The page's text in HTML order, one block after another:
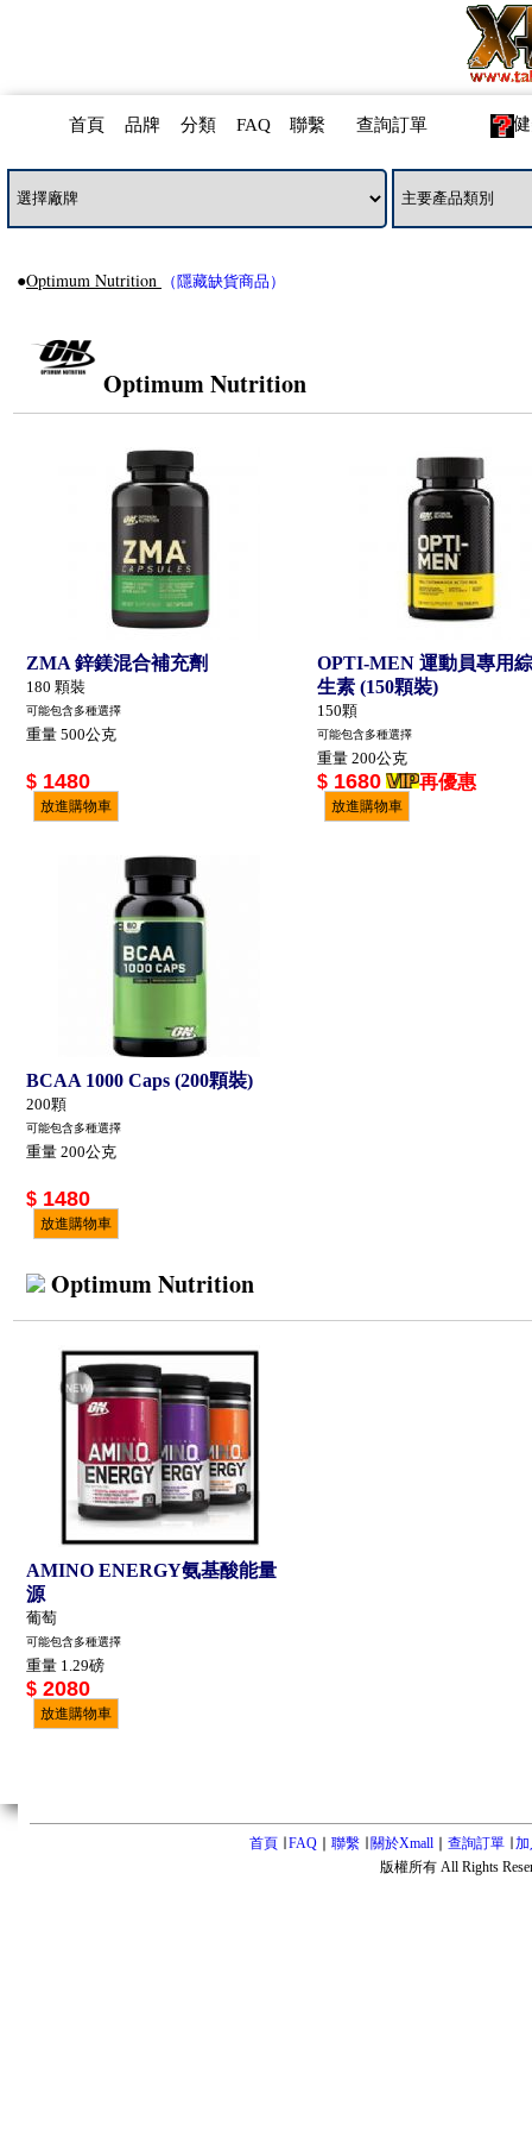
首頁 品牌 分類 FAQ 聯繫 查詢訂單
●Optimum Nutrition （隱藏缺貨商品）
Optimum Nutrition
ZMA 鋅鎂混合補充劑
180 顆裝
可能包含多種選擇
重量 500公克
$ 1480
放進購物車
OPTI-MEN 運動員專用
生素 (150顆裝)
150顆
可能包含多種選擇
重量 200公克
$ 1680 再優惠
放進購物車
BCAA 1000 Caps (200顆裝)
200顆
可能包含多種選擇
重量 200公克
$ 1480
放進購物車
Optimum Nutrition
AMINO ENERGY氨基酸能量
源
葡萄
可能包含多種選擇
重量 1.29磅
$ 2080
放進購物車
首頁 ∣FAQ ∣聯繫 關於Xmall ∣查詢訂單 ∣
版權所有 All Rights